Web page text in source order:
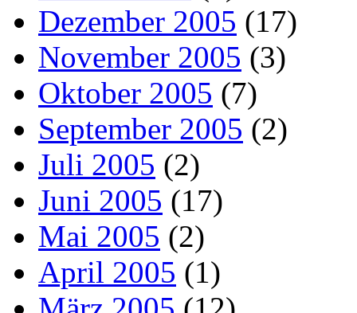
Dezember 2005 (17)
November 2005 (3)
Oktober 2005 (7)
September 2005 (2)
Juli 2005 (2)
Juni 2005 (17)
Mai 2005 (2)
April 2005 (1)